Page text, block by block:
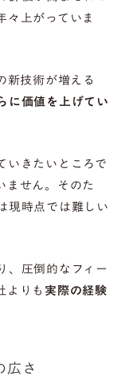
上がっていま
技術が増える
に価値を上げてい
いきたいところで
ません。そのた
現時点では難しい
、圧倒的なフィー
よりも実際の経験
さ